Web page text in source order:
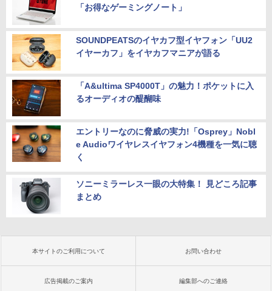
「お得なゲーミングノート」
SOUNDPEATSのイヤカフ型イヤフォン「UU2
イヤーカフ」をイヤカフマニアが語る
「A&ultima SP4000T」の魅力！ポケットに入
るオーディオの醍醐味
エントリーなのに脅威の実力!「Osprey」Nobl
e Audioワイヤレスイヤフォン4機種を一気に聴
く
ソニーミラーレス一眼の大特集！ 見どころ記事
まとめ
本サイトのご利用について お問い合わせ
広告掲載のご案内 編集部へのご連絡